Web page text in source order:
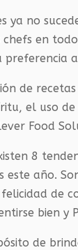
ya no
en
preferencia
de
el uso
Food
8
año.
de
bien y
de